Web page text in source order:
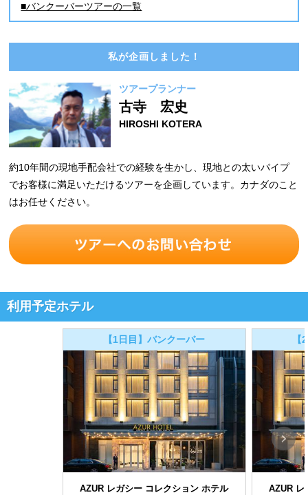
■バンクーバーツアーの一覧
私が企画しました！
ツアープランナー
古寺 宏史
HIROSHI KOTERA
約10年間の現地手配会社での経験を生かし、現地との太いパイプ
でお客様に満足いただけるツアーを企画しています。カナダのこと
はお任せください。
利用予定ホテル
【1日目】バンクーバー
AZUR レガシー コレクション ホテル AZUR レ